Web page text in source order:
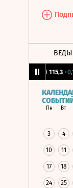
ВЕДЫ
115,3
Пн Вт
3 4
10 11
17 18
24 25